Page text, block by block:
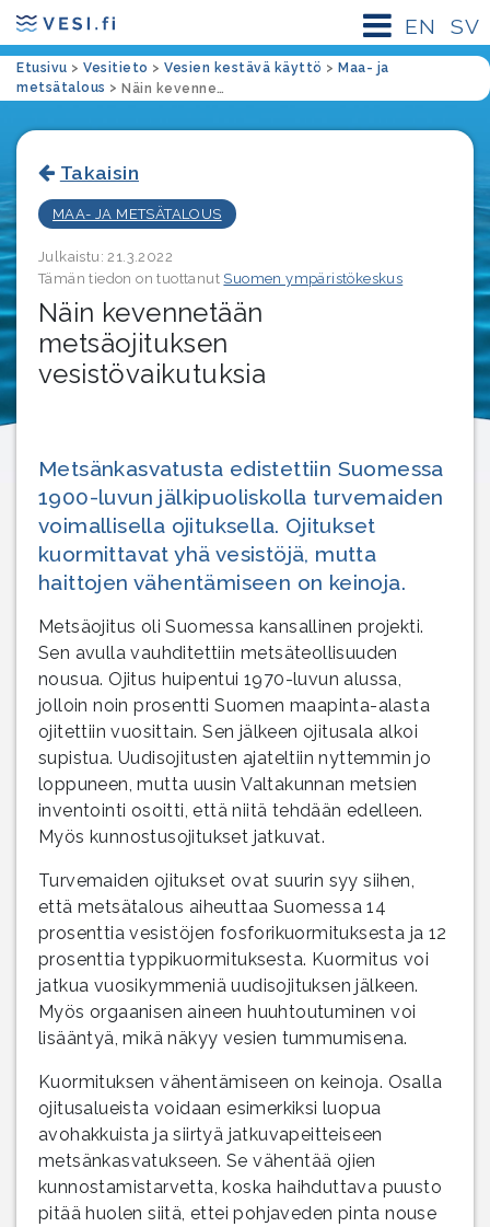
SV
EN
Etusivu > Vesitieto > Vesien kestävä käyttö > Maa- ja
metsätalous > Näin kevennetään metsäojituksen vesistövaikutuksia
Takaisin
MAA- JA METSÄTALOUS
Julkaistu: 21.3.2022
Tämän tiedon on tuottanut Suomen ympäristökeskus
Näin kevennetään
metsäojituksen
vesistövaikutuksia
Metsänkasvatusta edistettiin Suomessa
1900-luvun jälkipuoliskolla turvemaiden
voimallisella ojituksella. Ojitukset
kuormittavat yhä vesistöjä, mutta
haittojen vähentämiseen on keinoja.
Metsäojitus oli Suomessa kansallinen projekti.
Sen avulla vauhditettiin metsäteollisuuden
nousua. Ojitus huipentui 1970-luvun alussa,
jolloin noin prosentti Suomen maapinta-alasta
ojitettiin vuosittain. Sen jälkeen ojitusala alkoi
supistua. Uudisojitusten ajateltiin nyttemmin jo
loppuneen, mutta uusin Valtakunnan metsien
inventointi osoitti, että niitä tehdään edelleen.
Myös kunnostusojitukset jatkuvat.
Turvemaiden ojitukset ovat suurin syy siihen,
että metsätalous aiheuttaa Suomessa 14
prosenttia vesistöjen fosforikuormituksesta ja 12
prosenttia typpikuormituksesta. Kuormitus voi
jatkua vuosikymmeniä uudisojituksen jälkeen.
Myös orgaanisen aineen huuhtoutuminen voi
lisääntyä, mikä näkyy vesien tummumisena.
Kuormituksen vähentämiseen on keinoja. Osalla
ojitusalueista voidaan esimerkiksi luopua
avohakkuista ja siirtyä jatkuvapeitteiseen
metsänkasvatukseen. Se vähentää ojien
kunnostamistarvetta, koska haihduttava puusto
pitää huolen siitä, ettei pohjaveden pinta nouse